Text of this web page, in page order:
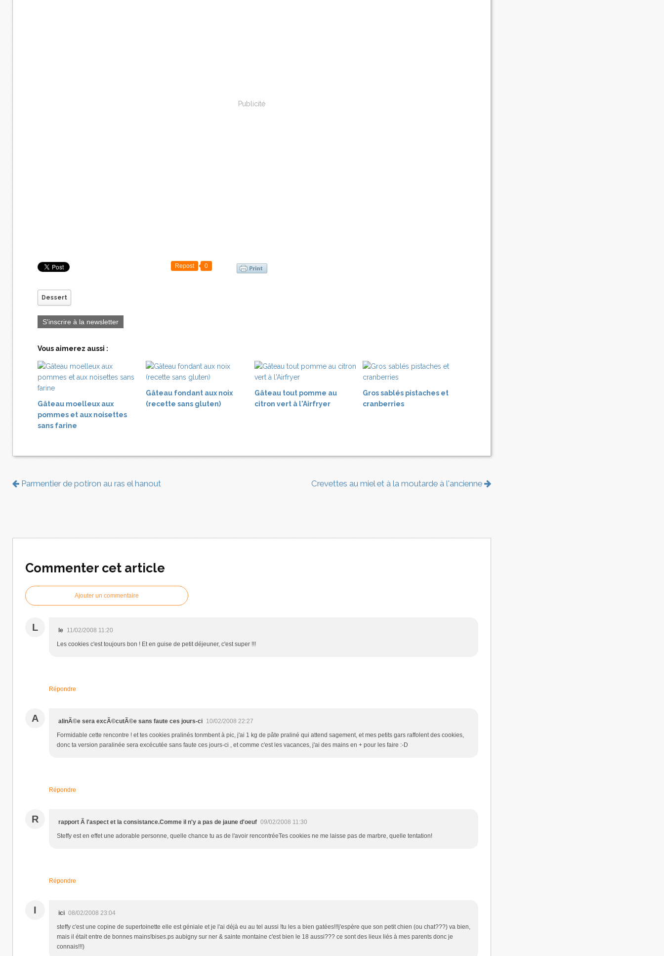
Publicité
Repost 0
Dessert
S'inscrire à la newsletter
Vous aimerez aussi :
Gâteau moelleux aux
pommes et aux noisettes
sans farine
Gâteau fondant aux noix
(recette sans gluten)
Gâteau tout pomme au
citron vert à l'Airfryer
Gros sablés pistaches et
cranberries
Parmentier de potiron au ras el hanout Crevettes au miel et à la moutarde à l'ancienne
Commenter cet article
Ajouter un commentaire
L le 11/02/2008 11:20
Les cookies c'est toujours bon ! Et en guise de petit déjeuner, c'est super !!!
Répondre
A alinÃ©e sera excÃ©cutÃ©e sans faute ces jours-ci 10/02/2008 22:27
Formidable cette rencontre ! et tes cookies pralinés tonmbent à pic, j'ai 1 kg de pâte praliné qui attend sagement, et mes petits gars raffolent des cookies,
donc ta version paralinée sera excécutée sans faute ces jours-ci , et comme c'est les vacances, j'ai des mains en + pour les faire :-D
Répondre
R rapport Ã l'aspect et la consistance.Comme il n'y a pas de jaune d'oeuf 09/02/2008 11:30
Steffy est en effet une adorable personne, quelle chance tu as de l'avoir rencontréeTes cookies ne me laisse pas de marbre, quelle tentation!
Répondre
I ici 08/02/2008 23:04
steffy c'est une copine de supertoinette elle est géniale et je l'ai déjà eu au tel aussi !tu les a bien gatées!!!j'espère que son petit chien (ou chat???) va bien,
mais il était entre de bonnes mains!bises.ps aubigny sur ner & sainte montaine c'est bien le 18 aussi??? ce sont des lieux liés à mes parents donc je
connais!!!)